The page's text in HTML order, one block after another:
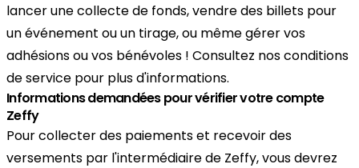
lancer une collecte de fonds, vendre des billets pour
un événement ou un tirage, ou même gérer vos
adhésions ou vos bénévoles ! Consultez nos conditions
de service pour plus d'informations.
Informations demandées pour vérifier votre compte
Zeffy
Pour collecter des paiements et recevoir des
versements par l'intermédiaire de Zeffy, vous devrez